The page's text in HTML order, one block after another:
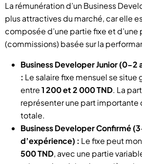
La rémunération d’un Business
plus attractives du marché, car elle
composée d’une partie fixe et d’une
(commissions) basée sur la
Business Developer Junior (0-2
: Le salaire fixe mensuel se
entre1 200 et 2 000 TND. La
représenter une part importante
totale.
Business Developer Confirmé
d’expérience) : Le fixe peut
500 TND, avec une partie